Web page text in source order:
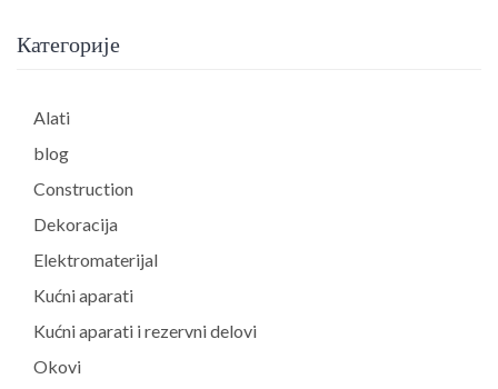
Категорије
Alati
blog
Construction
Dekoracija
Elektromaterijal
Kućni aparati
Kućni aparati i rezervni delovi
Okovi